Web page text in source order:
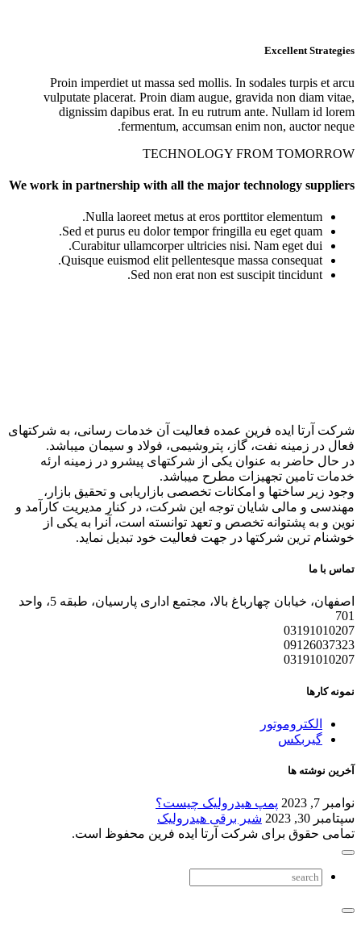
Excellent Strategies
Proin imperdiet ut massa sed mollis. In sodales turpis et arcu
vulputate placerat. Proin diam augue, gravida non diam vitae,
dignissim dapibus erat. In eu rutrum ante. Nullam id lorem
fermentum, accumsan enim non, auctor neque.
TECHNOLOGY FROM TOMORROW
We work in partnership with all the major technology suppliers
Nulla laoreet metus at eros porttitor elementum.
Sed et purus eu dolor tempor fringilla eu eget quam.
Curabitur ullamcorper ultricies nisi. Nam eget dui.
Quisque euismod elit pellentesque massa consequat.
Sed non erat non est suscipit tincidunt.
شرکت آرتا ایده فرین عمده فعالیت آن خدمات رسانی، به شرکتهای
فعال در زمینه نفت، گاز، پتروشیمی، فولاد و سیمان میباشد.
در حال حاضر به عنوان یکی از شرکتهای پیشرو در زمینه ارئه
خدمات تامین تجهیزات مطرح میباشد.
وجود زیر ساختها و امکانات تخصصی بازاریابی و تحقیق بازار،
مهندسی و مالی شایان توجه این شرکت، در کنار مدیریت کارآمد و
نوین و به پشتوانه تخصص و تعهد توانسته است، آنرا به یکی از
خوشنام ترین شرکتها در جهت فعالیت خود تبدیل نماید.
تماس با ما
اصفهان، خیابان چهارباغ بالا، مجتمع اداری پارسیان، طبقه 5، واحد
701
03191010207
09126037323
03191010207
نمونه کارها
الکتروموتور
گیربکس
آخرین نوشته ها
نوامبر 7, 2023
پمپ هیدرولیک چیست؟
سپتامبر 30, 2023
شیر برقی هیدرولیک
تمامی حقوق برای شرکت آرتا ایده فرین محفوظ است.